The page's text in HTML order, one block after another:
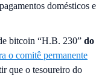
domésticos e
bitcoin “H.B. 230” do
o comitê permanente
que o tesoureiro do